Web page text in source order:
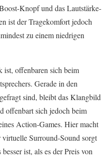
Knopf und das Lautstärke-
ist der Tragekomfort jedoch
zu einem niedrigen
ist, offenbaren sich beim
Gerade in den
sind, bleibt das Klangbild
offenbart sich jedoch beim
Action-Games. Hier macht
Surround-Sound sorgt
ist, als es der Preis von